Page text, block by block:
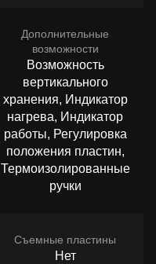
Дополнительные
возможности
Возможность
вертикального
хранения, Индикатор
нагрева, Индикатор
работы, Регулировка
положения пластин,
Термоизолированные
ручки
Съемные пластины
Нет